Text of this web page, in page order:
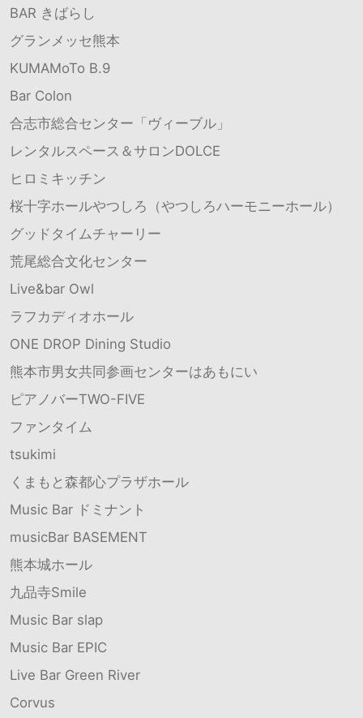
BAR きばらし
グランメッセ熊本
KUMAMoTo B.9
Bar Colon
合志市総合センター「ヴィーブル」
レンタルスペース＆サロンDOLCE
ヒロミキッチン
桜十字ホールやつしろ（やつしろハーモニーホール）
グッドタイムチャーリー
荒尾総合文化センター
Live&bar Owl
ラフカディオホール
ONE DROP Dining Studio
熊本市男女共同参画センターはあもにい
ピアノバーTWO-FIVE
ファンタイム
tsukimi
くまもと森都心プラザホール
Music Bar ドミナント
musicBar BASEMENT
熊本城ホール
九品寺Smile
Music Bar slap
Music Bar EPIC
Live Bar Green River
Corvus